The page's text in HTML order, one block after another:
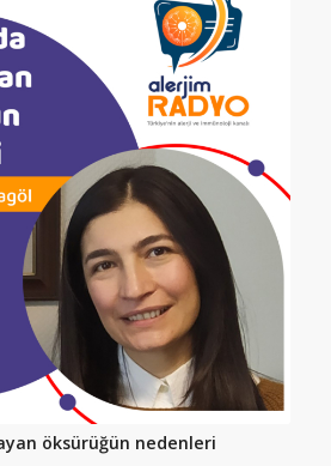
öksürüğün nedenleri